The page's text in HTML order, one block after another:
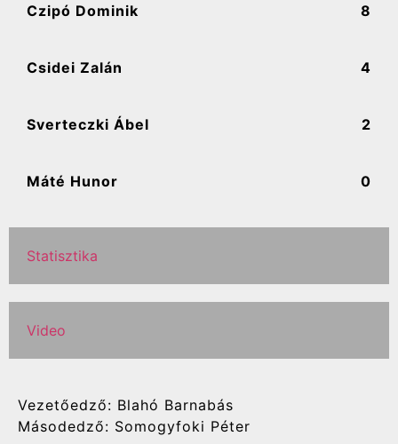
Czipó Dominik 8
Csidei Zalán 4
Sverteczki Ábel 2
Máté Hunor 0
Statisztika
Video
Vezetőedző: Blahó Barnabás
Másodedző: Somogyfoki Péter